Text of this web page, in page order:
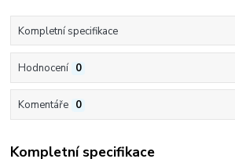
Kompletní specifikace
Hodnocení 0
Komentáře 0
Kompletní specifikace